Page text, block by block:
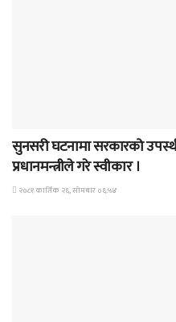
सुनसरी घटनामा सरकारको
प्रधानमन्त्रीले गरे स्वीकार ।
२०८१ कार्तिक २६, सोमबार ०६:५४